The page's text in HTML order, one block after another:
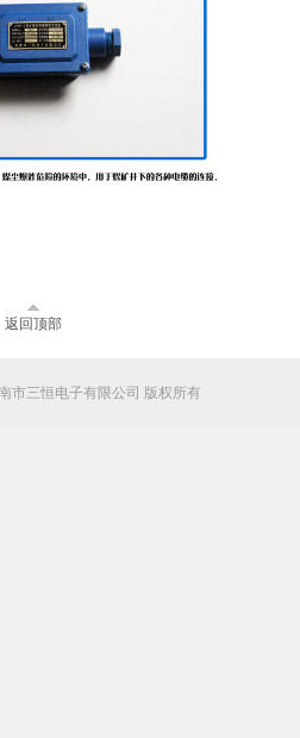
返回顶部
市三恒电子有限公司 版权所有